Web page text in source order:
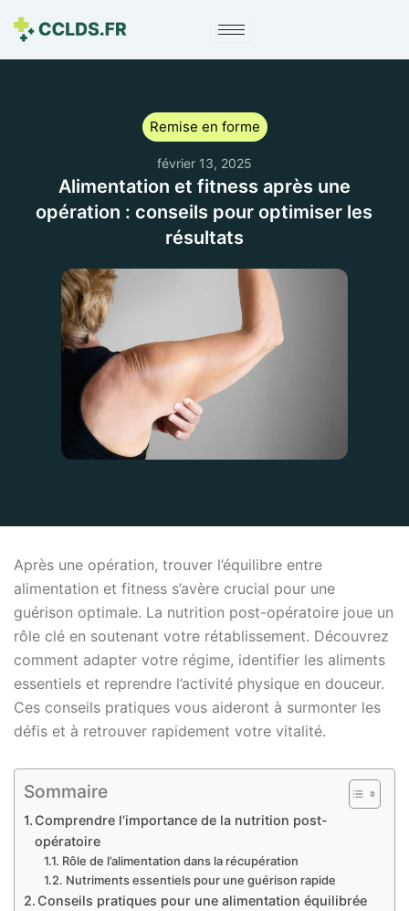
Remise en forme
février 13, 2025
Alimentation et fitness après une
opération : conseils pour optimiser les
résultats
Après une opération, trouver l’équilibre entre
alimentation et fitness s’avère crucial pour une
guérison optimale. La nutrition post-opératoire joue un
rôle clé en soutenant votre rétablissement. Découvrez
comment adapter votre régime, identifier les aliments
essentiels et reprendre l’activité physique en douceur.
Ces conseils pratiques vous aideront à surmonter les
défis et à retrouver rapidement votre vitalité.
Sommaire
Comprendre l’importance de la nutrition post-
opératoire
Rôle de l’alimentation dans la récupération
Nutriments essentiels pour une guérison rapide
Conseils pratiques pour une alimentation équilibrée